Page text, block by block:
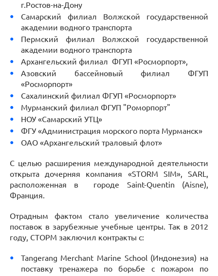
г.Ростов-на-Дону
Самарский филиал Волжской государственной
академии водного транспорта
Пермский филиал Волжской государственной
академии водного транспорта
Архангельский филиал ФГУП «Росморпорт»,
Азовский бассейновый филиал ФГУП
«Росморпорт»
Сахалинский филиал ФГУП «Росморпорт»
Мурманский филиал ФГУП "Роморпорт"
НОУ «Самарский УТЦ»
ФГУ «Администрация морского порта Мурманск»
ОАО «Архангельский траловый флот»
С целью расширения международной деятельности
открыта дочерняя компания «STORM SIM», SARL,
расположенная в городе Saint-Quentin (Aisne),
Франция.
Отрадным фактом стало увеличение количества
поставок в зарубежные учебные центры. Так в 2012
году, СТОРМ заключил контракты с:
Tangerang Merchant Marine School (Индонезия) на
поставку тренажера по борьбе с пожаром по